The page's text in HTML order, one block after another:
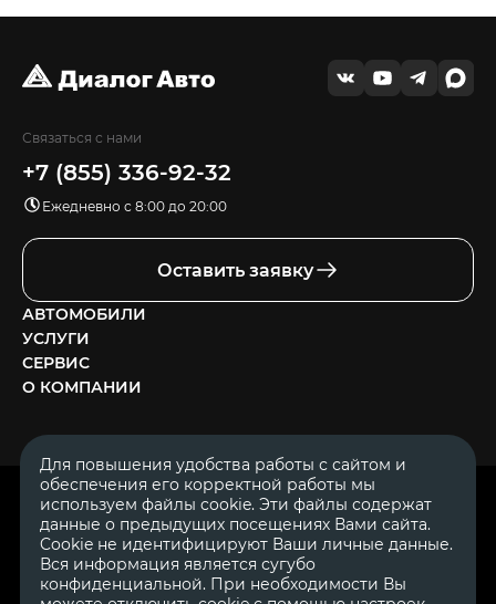
Связаться с нами
+7 (855) 336-92-32
Ежедневно с 8:00 до 20:00
Оставить заявку
АВТОМОБИЛИ
УСЛУГИ
СЕРВИС
О КОМПАНИИ
© 2007—2026 «Диалог Авто» — автосалон. Все права защищены.
Обращаем Ваше внимание на то, что данный Интернет-сайт
носит исключительно информационный характер и ни при
каких условиях не является публичной офертой, определяемой
ОГРН 1111644005153
ИНН 1644062657
Для повышения удобства работы с сайтом и
обеспечения его корректной работы мы
используем файлы cookie. Эти файлы содержат
данные о предыдущих посещениях Вами сайта.
Cookie не идентифицируют Ваши личные данные.
Вся информация является сугубо
конфиденциальной. При необходимости Вы